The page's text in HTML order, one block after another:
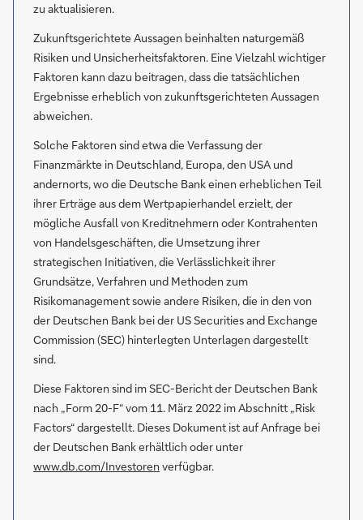
zu aktualisieren.
Zukunftsgerichtete Aussagen beinhalten naturgemäß
Risiken und Unsicherheitsfaktoren. Eine Vielzahl wichtiger
Faktoren kann dazu beitragen, dass die tatsächlichen
Ergebnisse erheblich von zukunftsgerichteten Aussagen
abweichen.
Solche Faktoren sind etwa die Verfassung der
Finanzmärkte in Deutschland, Europa, den USA und
andernorts, wo die Deutsche Bank einen erheblichen Teil
ihrer Erträge aus dem Wertpapierhandel erzielt, der
mögliche Ausfall von Kreditnehmern oder Kontrahenten
von Handelsgeschäften, die Umsetzung ihrer
strategischen Initiativen, die Verlässlichkeit ihrer
Grundsätze, Verfahren und Methoden zum
Risikomanagement sowie andere Risiken, die in den von
der Deutschen Bank bei der US Securities and Exchange
Commission (SEC) hinterlegten Unterlagen dargestellt
sind.
Diese Faktoren sind im SEC-Bericht der Deutschen Bank
nach „Form 20-F“ vom 11. März 2022 im Abschnitt „Risk
Factors“ dargestellt. Dieses Dokument ist auf Anfrage bei
der Deutschen Bank erhältlich oder unter
www.db.com/Investoren verfügbar.